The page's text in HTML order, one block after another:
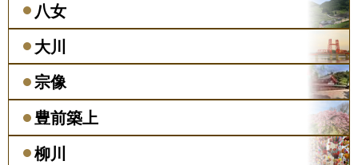
八女
大川
宗像
豊前築上
柳川